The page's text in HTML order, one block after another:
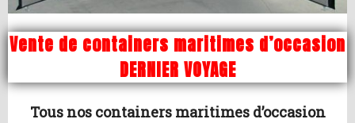
Vente de containers maritimes d’occasion
DERNIER VOYAGE
Tous nos containers maritimes d’occasion